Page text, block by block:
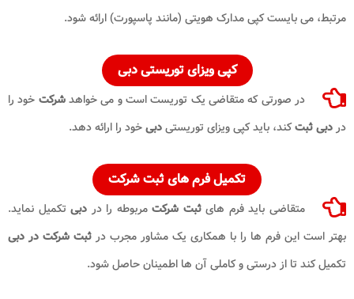
مرتبط، می بایست کپی مدارک هویتی (مانند پاسپورت) ارائه شود.
کپی ویزای توریستی دبی
در صورتی که متقاضی یک توریست است و می خواهدشرکت خود را
دردبی ثبتکند، باید کپی ویزای توریستیدبیخود را ارائه دهد.
تکمیل فرم های ثبت شرکت
متقاضی باید فرم هایثبت شرکتمربوطه را در دبی تکمیل نماید.
بهتر است این فرم ها را با همکاری یک مشاور مجرب در ثبت شرکت در دبی
تکمیل کند تا از درستی و کاملی آن ها اطمینان حاصل شود.